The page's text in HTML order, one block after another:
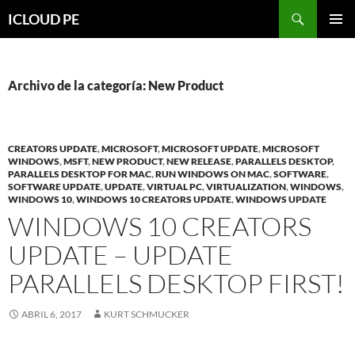
hacia
ICLOUD PE
Archivo de la categoría: New Product
CREATORS UPDATE,MICROSOFT,MICROSOFT UPDATE,MICROSOFT
WINDOWS,MSFT,NEW PRODUCT,NEW RELEASE,PARALLELS DESKTOP,
PARALLELS DESKTOP FOR MAC,RUN WINDOWS ON MAC,SOFTWARE,
SOFTWARE UPDATE,UPDATE,VIRTUAL PC,VIRTUALIZATION,WINDOWS,
WINDOWS 10,WINDOWS 10 CREATORS UPDATE,WINDOWS UPDATE
WINDOWS 10 CREATORS
UPDATE – UPDATE
PARALLELS DESKTOP FIRST!
ABRIL 6, 2017 KURT SCHMUCKER